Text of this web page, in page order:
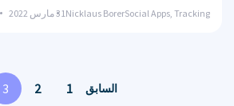
Social Apps Tracking
Nicklaus Borer 31 مارس 2022
السابق 1
2
3